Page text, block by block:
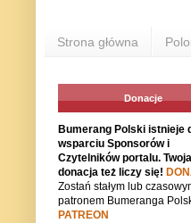
Strona główna
Donacje
Bumerang Polski istnieje
wsparciu Sponsorów i
Czytelników portalu. Twoja
donacja też liczy się!
Zostań stałym lub
patronem Bumeranga
PATREON